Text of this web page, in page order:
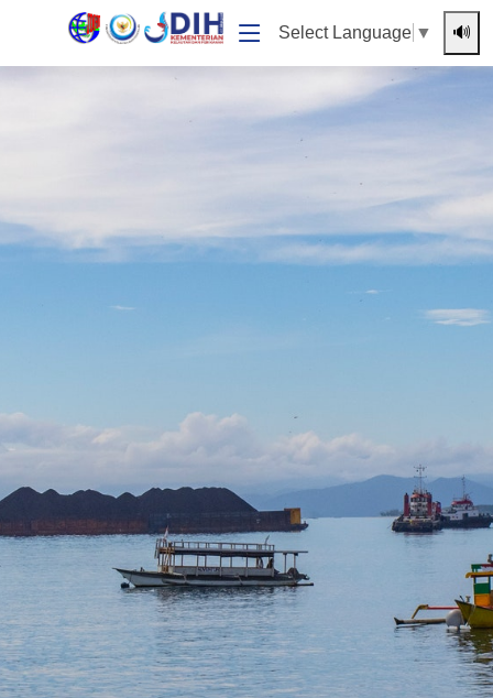
Select Language ▼ 🔊